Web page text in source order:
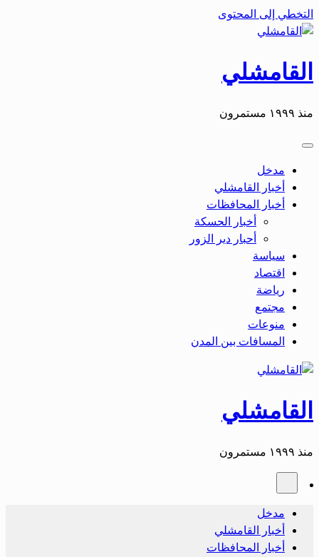
التخطي إلى المحتوى
القامشلي
منذ ١٩٩٩ مستمرون
مدخل
أخبار القامشلي
أخبار المحافظات
أخبار الحسكة
أحبار دير الزور
سياسة
اقتصاد
رياضة
مجتمع
منوعات
المسافات بين المدن
القامشلي
منذ ١٩٩٩ مستمرون
مدخل
أخبار القامشلي
أخبار المحافظات